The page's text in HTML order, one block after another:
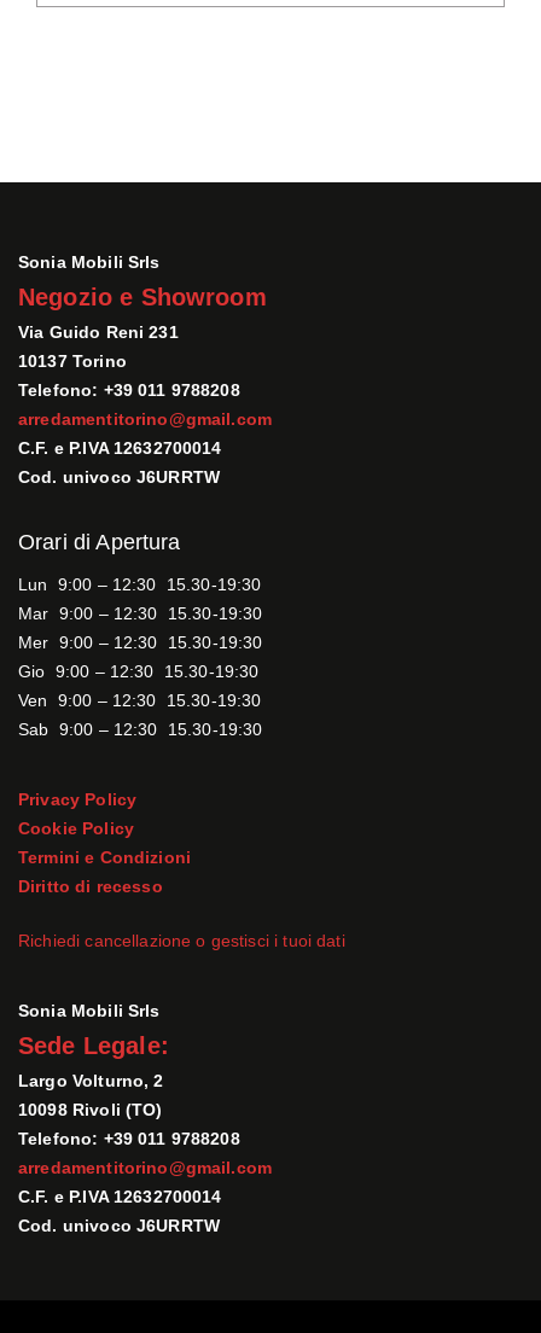
Sonia Mobili Srls
Negozio e Showroom
Via Guido Reni 231
10137 Torino
Telefono: +39 011 9788208
arredamentitorino@gmail.com
C.F. e P.IVA 12632700014
Cod. univoco J6URRTW
Orari di Apertura
Lun 9:00 – 12:30 15.30-19:30
Mar 9:00 – 12:30 15.30-19:30
Mer 9:00 – 12:30 15.30-19:30
Gio 9:00 – 12:30 15.30-19:30
Ven 9:00 – 12:30 15.30-19:30
Sab 9:00 – 12:30 15.30-19:30
Privacy Policy
Cookie Policy
Termini e Condizioni
Diritto di recesso
Richiedi cancellazione o gestisci i tuoi dati
Sonia Mobili Srls
Sede Legale:
Largo Volturno, 2
10098 Rivoli (TO)
Telefono: +39 011 9788208
arredamentitorino@gmail.com
C.F. e P.IVA 12632700014
Cod. univoco J6URRTW